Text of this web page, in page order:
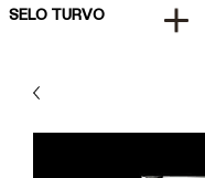
SELO TURVO